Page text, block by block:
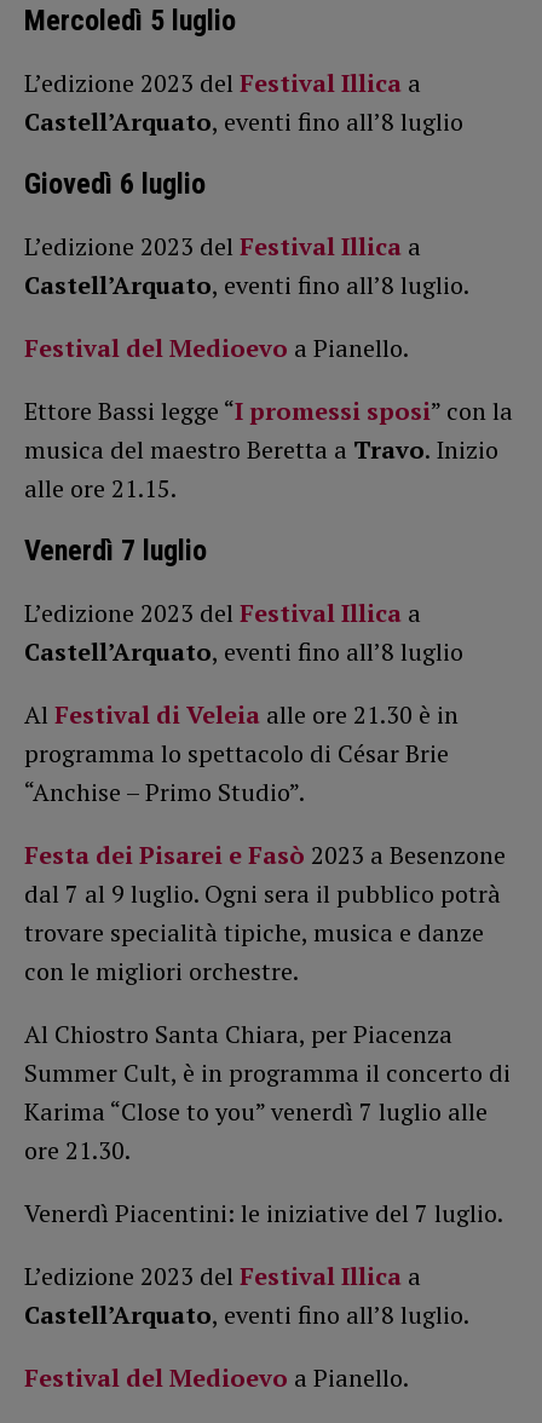
Mercoledì 5 luglio
L’edizione 2023 del Festival Illica a
Castell’Arquato, eventi fino all’8 luglio
Giovedì 6 luglio
L’edizione 2023 del Festival Illica a
Castell’Arquato, eventi fino all’8 luglio.
Festival del Medioevo a Pianello.
Ettore Bassi legge “I promessi sposi” con la
musica del maestro Beretta a Travo. Inizio
alle ore 21.15.
Venerdì 7 luglio
L’edizione 2023 del Festival Illica a
Castell’Arquato, eventi fino all’8 luglio
Al Festival di Veleia alle ore 21.30 è in
programma lo spettacolo di César Brie
“Anchise – Primo Studio”.
Festa dei Pisarei e Fasò 2023 a Besenzone
dal 7 al 9 luglio. Ogni sera il pubblico potrà
trovare specialità tipiche, musica e danze
con le migliori orchestre.
Al Chiostro Santa Chiara, per Piacenza
Summer Cult, è in programma il concerto di
Karima “Close to you” venerdì 7 luglio alle
ore 21.30.
Venerdì Piacentini: le iniziative del 7 luglio.
L’edizione 2023 del Festival Illica a
Castell’Arquato, eventi fino all’8 luglio.
Festival del Medioevo a Pianello.